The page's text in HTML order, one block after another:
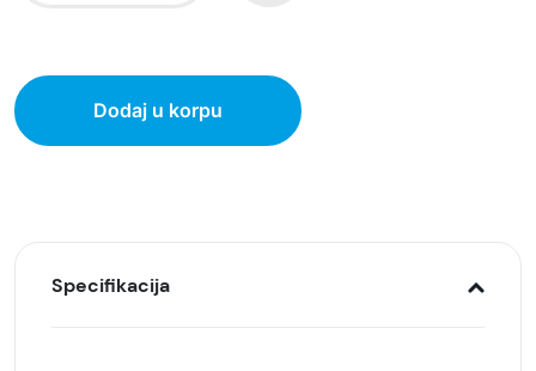
Dodaj u korpu
Specifikacija